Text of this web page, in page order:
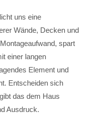
uns eine
Wände, Decken und
spart
einer langen
Element und
Entscheiden sich
das dem Haus
Ausdruck.